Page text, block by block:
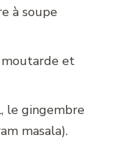
à soupe
et
le gingembre
masala).